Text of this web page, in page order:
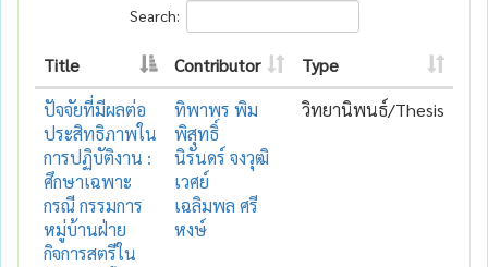
Search:
Title Contributor
Type
ปัจจัยที่มีผลต่อ
ประสิทธิภาพใน
การปฏิบัติงาน :
ศึกษาเฉพาะ
กรณี กรรมการ
หมู่บ้านฝ่าย
กิจการสตรีใน
ทิพาพร พิม
พิสุทธิ์
นิรันดร์ จงวุฒิ
เวศย์
เฉลิมพล ศรี
หงษ์
วิทยานิพนธ์/Thesis